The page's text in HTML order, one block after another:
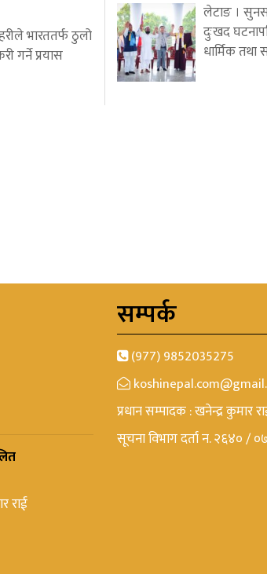
भारततर्फ ठुलो
गर्ने प्रयास
लेटाङ ।
दुःखद
धार्मिक
राई
सम्पर्क
(977) 9852035275
प्रधान सम्पादक : खनेन्द्र कुमार
सूचना विभाग दर्ता न. २६४० /